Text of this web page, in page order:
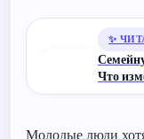
✨
Что
Молодые люди